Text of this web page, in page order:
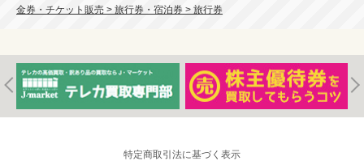
金券・チケット販売 > 旅行券・宿泊券 > 旅行券
特定商取引法に基づく表示